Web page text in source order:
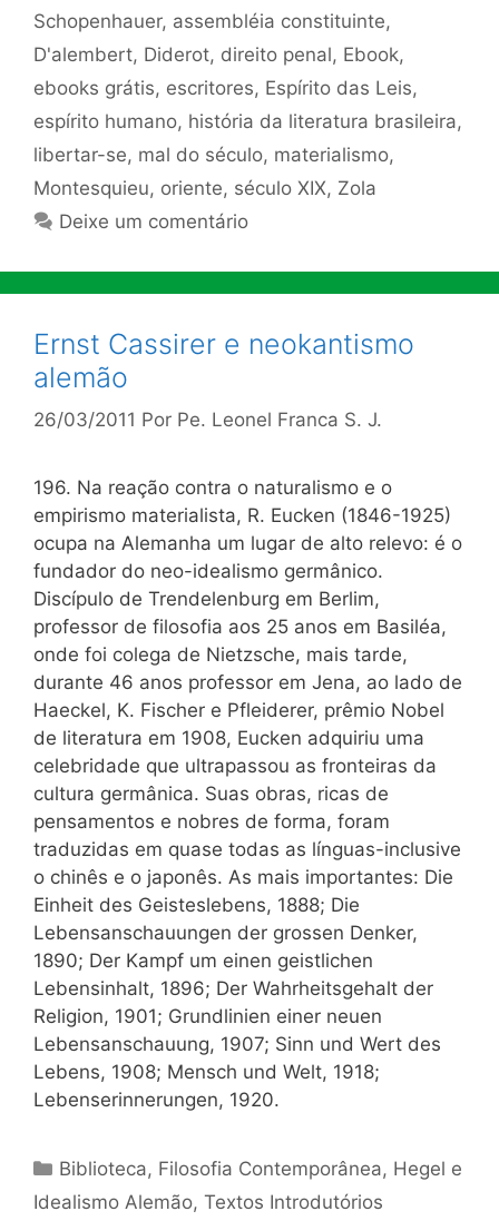
Schopenhauer, assembléia constituinte,
D'alembert, Diderot, direito penal, Ebook,
ebooks grátis, escritores, Espírito das Leis,
espírito humano, história da literatura brasileira,
libertar-se, mal do século, materialismo,
Montesquieu, oriente, século XIX, Zola
Deixe um comentário
Ernst Cassirer e neokantismo
alemão
26/03/2011 Por Pe. Leonel Franca S. J.
196. Na reação contra o naturalismo e o
empirismo materialista, R. Eucken (1846-1925)
ocupa na Alemanha um lugar de alto relevo: é o
fundador do neo-idealismo germânico.
Discípulo de Trendelenburg em Berlim,
professor de filosofia aos 25 anos em Basiléa,
onde foi colega de Nietzsche, mais tarde,
durante 46 anos professor em Jena, ao lado de
Haeckel, K. Fischer e Pfleiderer, prêmio Nobel
de literatura em 1908, Eucken adquiriu uma
celebridade que ultrapassou as fronteiras da
cultura germânica. Suas obras, ricas de
pensamentos e nobres de forma, foram
traduzidas em quase todas as línguas-inclusive
o chinês e o japonês. As mais importantes: Die
Einheit des Geisteslebens, 1888; Die
Lebensanschauungen der grossen Denker,
1890; Der Kampf um einen geistlichen
Lebensinhalt, 1896; Der Wahrheitsgehalt der
Religion, 1901; Grundlinien einer neuen
Lebensanschauung, 1907; Sinn und Wert des
Lebens, 1908; Mensch und Welt, 1918;
Lebenserinnerungen, 1920.
Categorias
Biblioteca, Filosofia Contemporânea, Hegel e
Idealismo Alemão, Textos Introdutórios